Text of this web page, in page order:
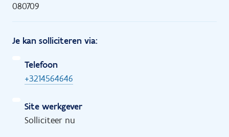
080709
Je kan solliciteren via:
Telefoon
+3214564646
Site werkgever
Solliciteer nu